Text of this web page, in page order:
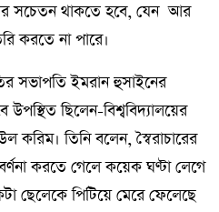
সচেতন থাকতে হবে, যেন আর
করতে না পারে।
সভাপতি ইমরান হুসাইনের
উপস্থিত ছিলেন-বিশ্ববিদ্যালয়ের
করিম। তিনি বলেন, স্বৈরাচারের
করতে গেলে কয়েক ঘণ্টা লেগে
ছেলেকে পিটিয়ে মেরে ফেলেছে